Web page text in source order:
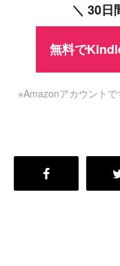
＼ 30日
無料で
※Amazonアカウント